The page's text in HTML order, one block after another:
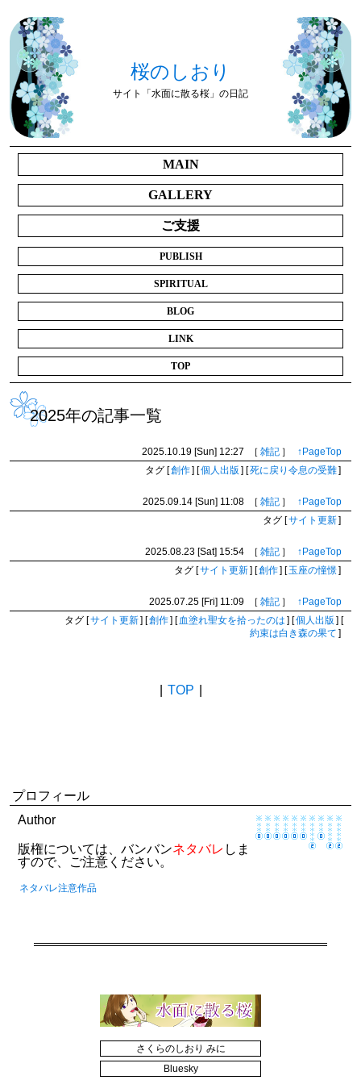
桜のしおり
サイト「水面に散る桜」の日記
MAIN
GALLERY
ご支援
PUBLISH
SPIRITUAL
BLOG
LINK
TOP
2025年の記事一覧
2025.10.19 [Sun] 12:27 ［ 雑記 ］
↑PageTop
タグ [創作] [個人出版 ] [死に戻り令息の受難]
2025.09.14 [Sun] 11:08 ［ 雑記 ］
↑PageTop
タグ [サイト更新]
2025.08.23 [Sat] 15:54 ［ 雑記 ］
↑PageTop
タグ [サイト更新] [創作] [ 玉座の憧憬]
2025.07.25 [Fri] 11:09 ［ 雑記 ］
↑PageTop
タグ [サイト更新] [創作] [ 血塗れ聖女を拾ったのは ] [個人出版 ] [
約束は白き森の果て ]
TOP
プロフィール
Author
版権については、バンバンネタバレ しま
すので、ご注意ください。
ネタバレ注意作品
さくらのしおり みに
Bluesky